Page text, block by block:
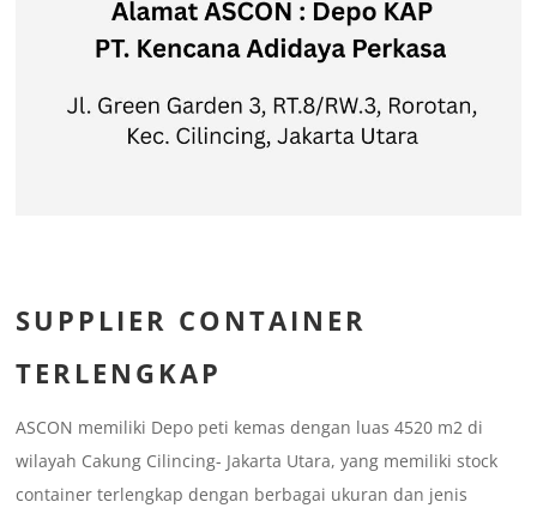
SUPPLIER CONTAINER
TERLENGKAP
ASCON memiliki Depo peti kemas dengan luas 4520 m2 di
wilayah Cakung Cilincing- Jakarta Utara, yang memiliki stock
container terlengkap dengan berbagai ukuran dan jenis